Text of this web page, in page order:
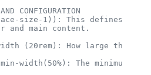
CONFIGURATION
size-1)): This defines the
and main content.
(20rem): How large the
width(50%): The minimum